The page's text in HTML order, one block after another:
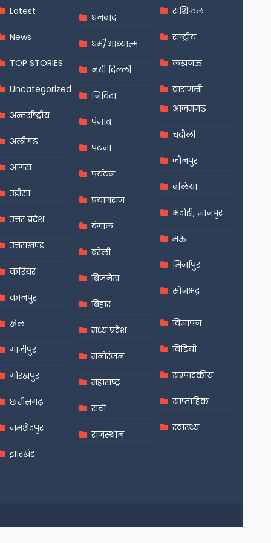
Latest
News
TOP STORIES
Uncategorized
अन्तर्राष्ट्रीय
अलीगढ़
आगरा
उड़ीसा
उत्तर प्रदेश
उत्तराखण्ड
करियर
कानपुर
खेल
गाजीपुर
गोरखपुर
छत्तीसगढ़
जमशेदपुर
झारखंड
धनबाद
धर्म/आध्यात्म
नयी दिल्ली
निविदा
पंजाब
पटना
पर्यटन
प्रयागराज
बंगाल
बरेली
बिजनेस
बिहार
मध्य प्रदेश
मनोरंजन
महाराष्ट्र
रांची
राजस्थान
राशिफल
राष्ट्रीय
लखनऊ
वाराणसी
आज़मगढ़
चंदौली
जौनपुर
बलिया
भदोही, ज्ञानपुर
मऊ
मिर्जापुर
सोनभद्र
विज्ञापन
विडियो
सम्पादकीय
साप्ताहिक
स्वास्थ्य